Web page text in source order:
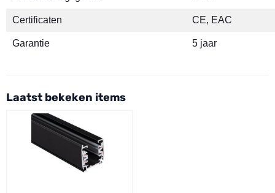
Certificaten CE, EAC
Garantie 5 jaar
Laatst bekeken items